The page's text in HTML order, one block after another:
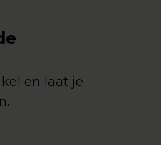
en laat je